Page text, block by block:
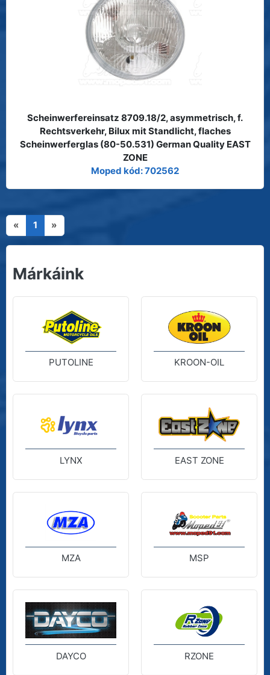
Scheinwerfereinsatz 8709.18/2, asymmetrisch, f.
Rechtsverkehr, Bilux mit Standlicht, flaches
Scheinwerferglas (80-50.531) German Quality EAST
ZONE
Moped kód: 702562
« 1 »
Márkáink
PUTOLINE KROON-OIL
LYNX EAST ZONE
MZA MSP
DAYCO RZONE